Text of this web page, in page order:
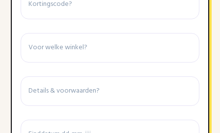
Winkel
Details
voorwaarden
Einddatum